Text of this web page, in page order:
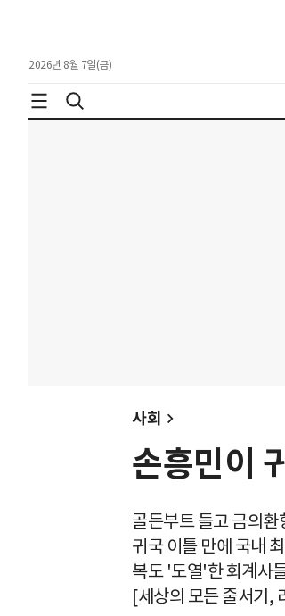
2026년 8월 7일(금)
사회
손흥민이
골든부트 들고 금의환
귀국 이틀 만에 국내
복도 '도열'한 회계사
[세상의 모든 줄서기,